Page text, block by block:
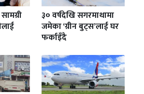
३० वर्षदेखि सगरमाथामा
जमेका ‘ग्रीन बुट्स’लाई घर
फर्काइँदै